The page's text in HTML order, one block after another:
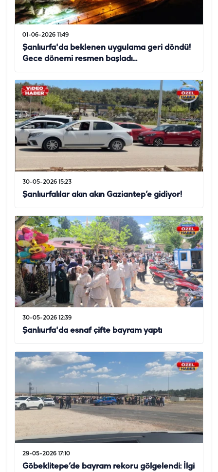
01-06-2026 11:49
Şanlıurfa'da beklenen uygulama geri döndü!
Gece dönemi resmen başladı…
30-05-2026 15:23
Şanlıurfalılar akın akın Gaziantep’e gidiyor!
30-05-2026 12:39
Şanlıurfa'da esnaf çifte bayram yaptı
29-05-2026 17:10
Göbeklitepe’de bayram rekoru gölgelendi: İlgi